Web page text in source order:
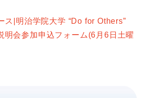
|明治学院大学 “Do for Others”
会参加申込フォーム(6月6日土曜